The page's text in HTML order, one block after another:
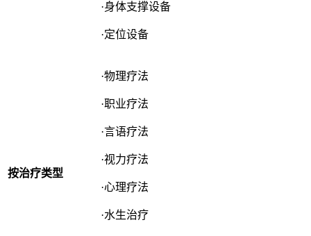
·身体支撑设备
·定位设备
按治疗类型
·物理疗法
·职业疗法
·言语疗法
·视力疗法
·心理疗法
·水生治疗